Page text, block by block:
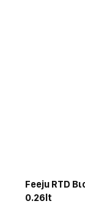
Feeju RTD
0.26lt